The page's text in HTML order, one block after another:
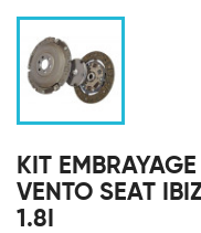
KIT
VENTO SEAT
1.8I